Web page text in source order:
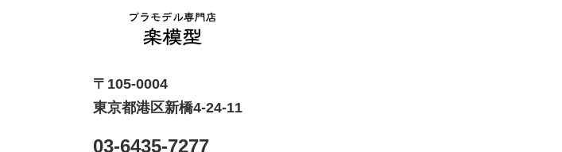
〒105-0004
東京都港区新橋4-24-11
03-6435-7277